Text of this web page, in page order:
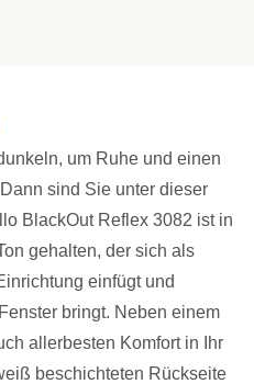
um Ruhe und einen
sind Sie unter dieser
BlackOut Reflex 3082 ist in
gehalten, der sich als
einfügt und
bringt. Neben einem
allerbesten Komfort in Ihr
beschichteten Rückseite